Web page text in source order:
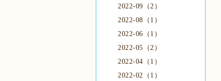
2022-09（2）
2022-08（1）
2022-06（1）
2022-05（2）
2022-04（1）
2022-02（1）